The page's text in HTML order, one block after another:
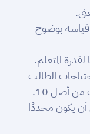
بوضوح
لقدرة المتعلم.
الطالب
يكون محددًا